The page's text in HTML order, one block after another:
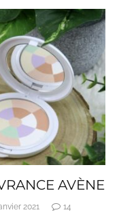
AVÈNE
2021 14